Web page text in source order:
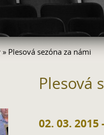
» Plesová sezóna za námi
Plesová
02. 03.